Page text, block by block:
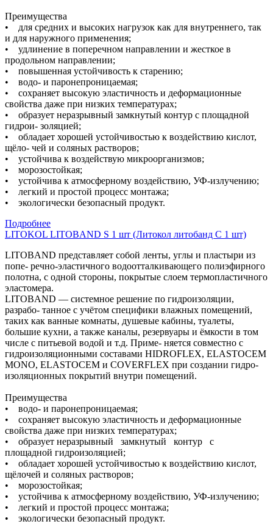
Преимущества
• для средних и высоких нагрузок как для внутреннего, так
и для наружного применения;
• удлинение в поперечном направлении и жесткое в
продольном направлении;
• повышенная устойчивость к старению;
• водо- и паронепроницаемая;
• сохраняет высокую эластичность и деформационные
свойства даже при низких температурах;
• образует неразрывный замкнутый контур с площадной
гидрои- золяцией;
• обладает хорошей устойчивостью к воздействию кислот,
щёло- чей и соляных растворов;
• устойчива к воздействую микроорганизмов;
• морозостойкая;
• устойчива к атмосферному воздействию, УФ-излучению;
• легкий и простой процесс монтажа;
• экологически безопасный продукт.
Подробнее
LITOKOL LITOBAND S 1 шт (Литокол литобанд C 1 шт)
LITOBAND представляет собой ленты, углы и пластыри из
попе- речно-эластичного водоотталкивающего полиэфирного
полотна, с одной стороны, покрытые слоем термопластичного
эластомера.
LITOBAND — системное решение по гидроизоляции,
разрабо- танное с учётом специфики влажных помещений,
таких как ванные комнаты, душевые кабины, туалеты,
большие кухни, а также каналы, резервуары и ёмкости в том
числе с питьевой водой и т.д. Приме- няется совместно с
гидроизоляционными составами HIDROFLEX, ELASTOCEM
MONO, ELASTOCEM и COVERFLEX при создании гидро-
изоляционных покрытий внутри помещений.
Преимущества
• водо- и паронепроницаемая;
• сохраняет высокую эластичность и деформационные
свойства даже при низких температурах;
• образует неразрывный замкнутый контур с
площадной гидроизоляцией;
• обладает хорошей устойчивостью к воздействию кислот,
щёлочей и соляных растворов;
• морозостойкая;
• устойчива к атмосферному воздействию, УФ-излучению;
• легкий и простой процесс монтажа;
• экологически безопасный продукт.